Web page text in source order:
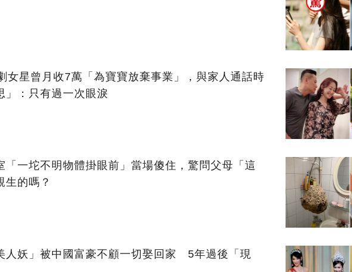
女星曾月收7萬「為寶寶放棄事業」，與家人通話時
」：只有過一次眼淚
「一坨不明物體掛眼前」當場傻住，驚問父母「這
生的嗎？
人妖」被中國富豪不顧一切娶回家 5年過後「現